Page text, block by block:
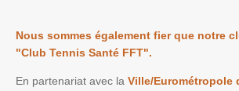
Nous sommes également fier que notre
"Club Tennis Santé FFT".
En partenariat avec la Ville/Eurométropole